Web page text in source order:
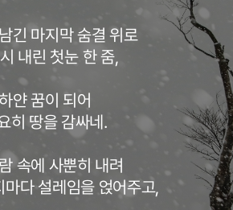
긴 마지막 숨결 위로
내린 첫눈 한 줌,
얀 꿈이 되어
히 땅을 감싸네.
속에 사뿐히 내려
마다 설레임을 얹어주고,